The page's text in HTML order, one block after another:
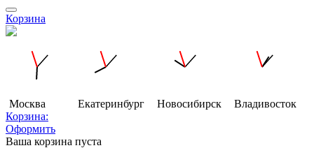
Корзина
Москва Екатеринбург Новосибирск
Владивосток
Корзина:
Оформить
Ваша корзина пуста